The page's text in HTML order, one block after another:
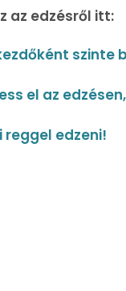
az edzésről itt:
szinte
el az
reggel edzeni!